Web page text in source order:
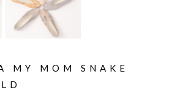
MY MOM SNAKE